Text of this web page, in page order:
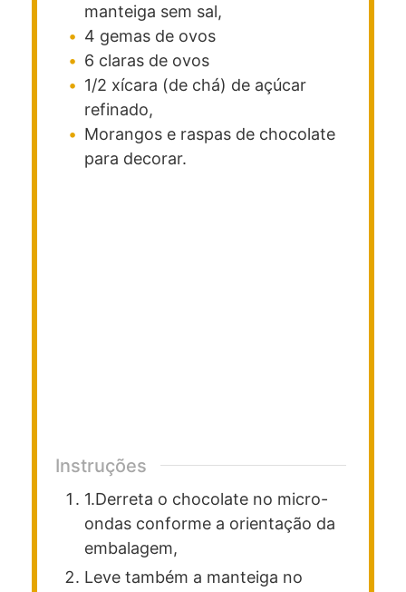
manteiga sem sal,
4 gemas de ovos
6 claras de ovos
1/2 xícara (de chá) de açúcar
refinado,
Morangos e raspas de chocolate
para decorar.
Instruções
1.Derreta o chocolate no micro-
ondas conforme a orientação da
embalagem,
Leve também a manteiga no